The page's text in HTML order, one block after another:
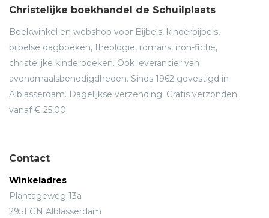
Christelijke boekhandel de Schuilplaats
Boekwinkel en webshop voor Bijbels, kinderbijbels,
bijbelse dagboeken, theologie, romans, non-fictie,
christelijke kinderboeken. Ook leverancier van
avondmaalsbenodigdheden. Sinds 1962 gevestigd in
Alblasserdam. Dagelijkse verzending. Gratis verzonden
vanaf € 25,00.
Contact
Winkeladres
Plantageweg 13a
2951 GN Alblasserdam